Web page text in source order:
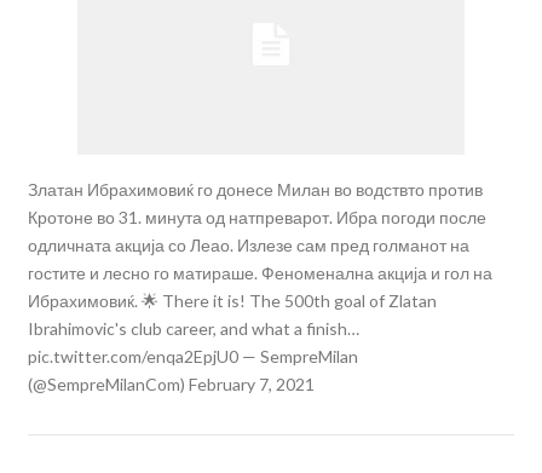
Златан Ибрахимовиќ го донесе Милан во водствто против
Кротоне во 31. минута од натпреварот. Ибра погоди после
одличната акција со Леао. Излезе сам пред голманот на
гостите и лесно го матираше. Феноменална акција и гол на
Ибрахимовиќ. 🌟 There it is! The 500th goal of Zlatan
Ibrahimovic's club career, and what a finish…
pic.twitter.com/enqa2EpjU0 — SempreMilan
(@SempreMilanCom) February 7, 2021